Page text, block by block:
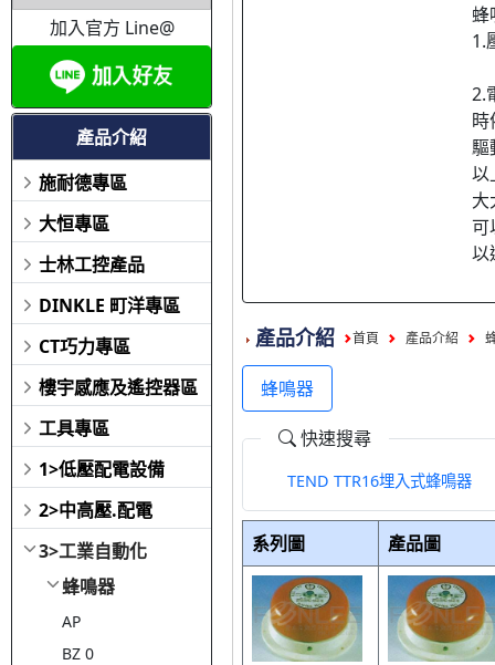
加入官方 Line@
產品介紹
施耐德專區
大恒專區
士林工控產品
DINKLE 町洋專區
CT巧力專區
樓宇感應及遙控器區
工具專區
1>低壓配電設備
2>中高壓.配電
3>工業自動化
蜂鳴器
AP
BZ 0
蜂
1.
2.
時
驅
以
大
可
以
產品介紹 首頁 產品介紹
蜂鳴器
快速搜尋
TEND TTR16埋入式蜂鳴器
系列圖 產品圖